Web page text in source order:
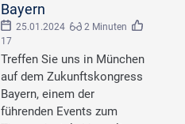
Bayern
25.01.2024
2 Minuten
17
Treffen Sie uns in München
auf dem Zukunftskongress
Bayern, einem der
führenden Events zum